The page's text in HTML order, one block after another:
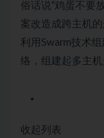
俗话说“鸡蛋不要
案改造成跨主机
利用Swarm技术
络，组建起多主
收起列表